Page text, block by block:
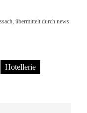
übermittelt durch news
Hotellerie